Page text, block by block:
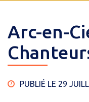
Arc-en-
PUBLIÉ LE 29